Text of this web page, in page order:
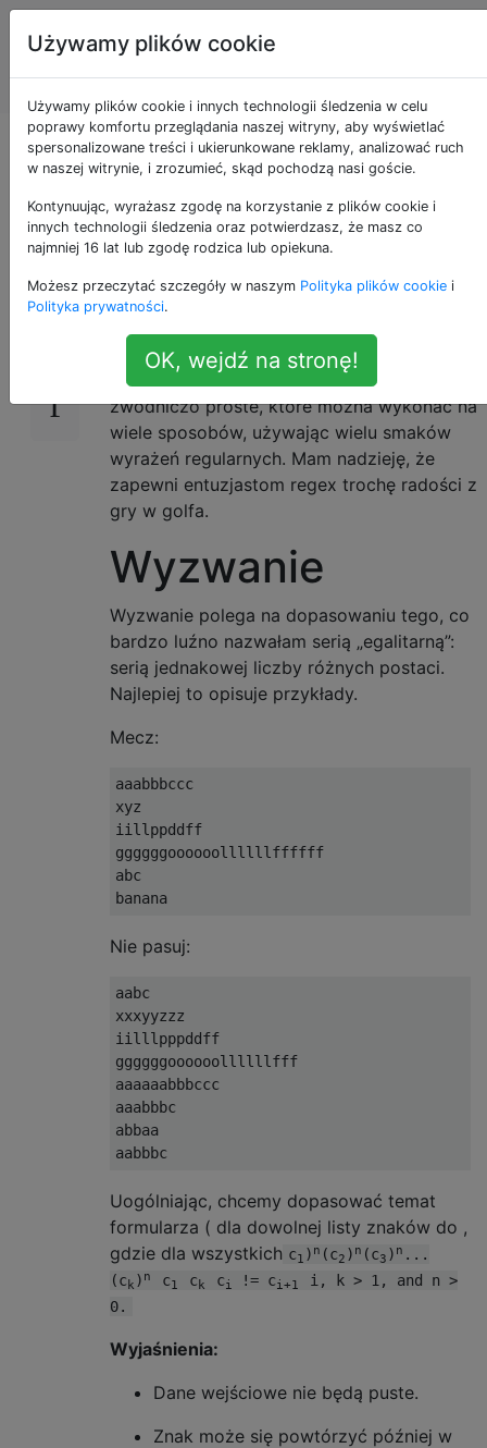
Programowanie
puzzli i Code
Golf
Regex: Dopasuj
egalitarną serię
18 Wprowadzenie
Nie widzę tu wielu wyzwań wyrażeń
regularnych, więc chciałbym zaoferować to
zwodniczo proste, które można wykonać na
wiele sposobów, używając wielu smaków
wyrażeń regularnych. Mam nadzieję, że
zapewni entuzjastom regex trochę radości z
gry w golfa.
Wyzwanie
Wyzwanie polega na dopasowaniu tego, co
bardzo luźno nazwałam serią „egalitarną”:
serią jednakowej liczby różnych postaci.
Najlepiej to opisuje przykłady.
Mecz:
aaabbbccc
xyz
iillppddff
ggggggoooooollllllffffff
abc
Nie pasuj:
aabc
xxxyyzzz
iilllpppddff
ggggggoooooollllllfff
aaaaaabbbccc
aaabbbc
abbaa
Uogólniając, chcemy dopasować temat
formularza ( dla dowolnej listy znaków do ,
gdzie dla wszystkich c1 ) n (c2 ) n (c3 ) n ...
(c k ) n c1 c k ci != ci+1
i, k > 1, and n >
0.
Wyjaśnienia:
Dane wejściowe nie będą puste.
Znak może się powtórzyć później w
Używamy plików cookie
Używamy plików cookie i innych technologii śledzenia w celu
poprawy komfortu przeglądania naszej witryny, aby wyświetlać
spersonalizowane treści i ukierunkowane reklamy, analizować ruch
w naszej witrynie, i zrozumieć, skąd pochodzą nasi goście.
Kontynuując, wyrażasz zgodę na korzystanie z plików cookie i
innych technologii śledzenia oraz potwierdzasz, że masz co
najmniej 16 lat lub zgodę rodzica lub opiekuna.
Możesz przeczytać szczegóły w naszym Polityka plików cookie i
Polityka prywatności.
OK, wejdź na stronę!